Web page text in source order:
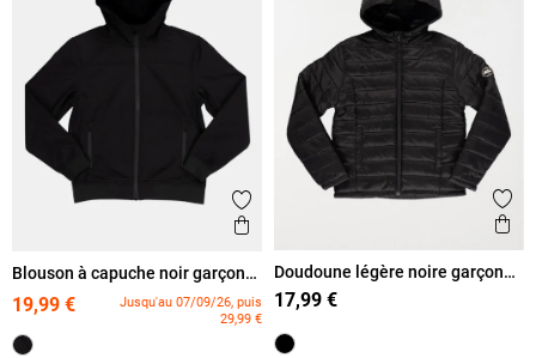
Ajouter aux favoris
Aperçu rapide
Blouson à capuche noir garçon
19,99 €
Jusqu'au 07/09/26, puis
29,99 €
Doudoune légère noire garçon
(XXS-M)
17,99 €